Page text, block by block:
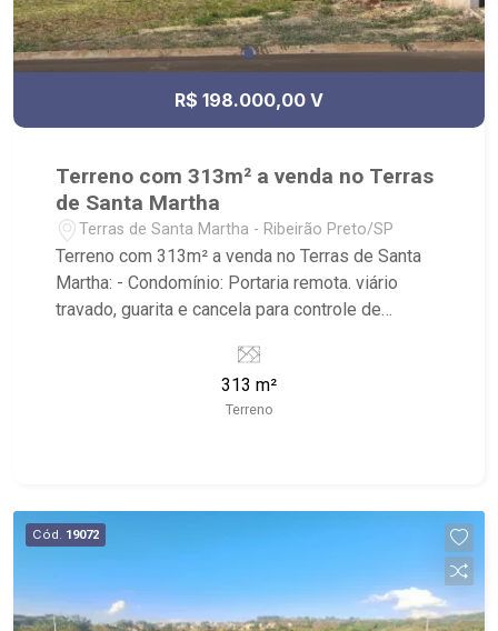
R$ 198.000,00 V
Terreno com 313m² a venda no Terras
de Santa Martha
Terras de Santa Martha - Ribeirão Preto/SP
Terreno com 313m² a venda no Terras de Santa
Martha: - Condomínio: Portaria remota. viário
travado, guarita e cancela para controle de
ornamental, estar, playground e segurança com
monitoramento por câmeras; - Localizado
próximo ao Blue Residencial, Ilha das Margaridas,
313 m²
Terreno
Cód. 19072